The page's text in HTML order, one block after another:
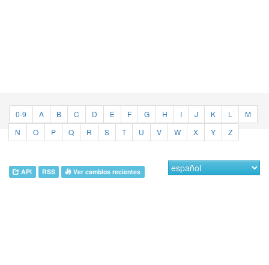
0-9 A B C D E F G H I J K L
M
N
O P Q R S T U V W X Y Z
API RSS Ver cambios recientes